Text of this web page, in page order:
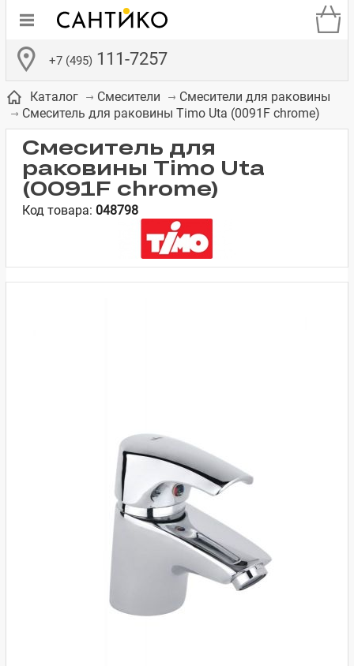
+7 (495) 111-7257
Бачки для
унитазов
Сиденья для
унитазов
Смесители для
встраиваемых
Зеркало-шкаф
Полки в ванную
Каталог Смесители
Смесители для раковины
Смеситель для раковины Timo Uta (0091F chrome)
Смеситель для
раковины Timo Uta
(0091F chrome)
Код товара: 048798